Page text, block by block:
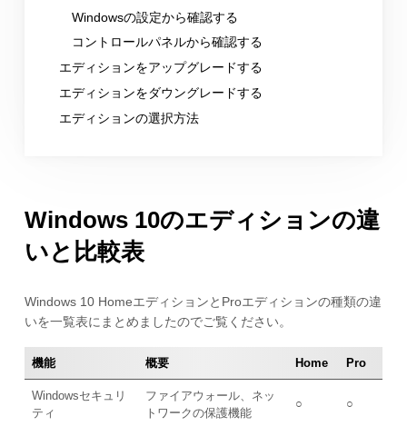
Windowsの設定から確認する
コントロールパネルから確認する
エディションをアップグレードする
エディションをダウングレードする
エディションの選択方法
Windows 10のエディションの違
いと比較表
Windows 10 HomeエディションとProエディションの種類の違
いを一覧表にまとめましたのでご覧ください。
機能 概要 Home Pro
Windowsセキュリ
ティ
ファイアウォール、ネッ
トワークの保護機能
○ ○